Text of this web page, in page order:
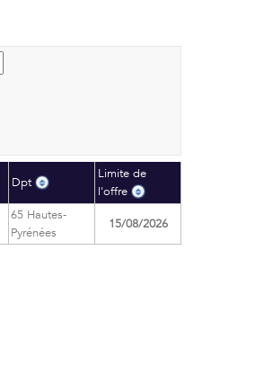
Dpt
Limite de
l'offre
65 Hautes-
Pyrénées
15/08/2026